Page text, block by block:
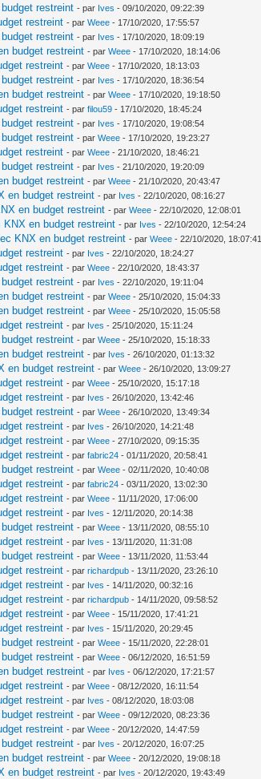
restreint - par Ives - 09/10/2020, 09:22:39
restreint - parWeee - 17/10/2020, 17:55:57
restreint - par Ives - 17/10/2020, 18:09:19
budget restreint - parWeee - 17/10/2020, 18:14:06
restreint - parWeee - 17/10/2020, 18:13:03
restreint - par Ives - 17/10/2020, 18:36:54
budget restreint - parWeee - 17/10/2020, 19:18:50
restreint - parfilou59 - 17/10/2020, 18:45:24
restreint - par Ives - 17/10/2020, 19:08:54
restreint - parWeee - 17/10/2020, 19:23:27
restreint - parWeee - 21/10/2020, 18:46:21
restreint - par Ives - 21/10/2020, 19:20:09
budget restreint - parWeee - 21/10/2020, 20:43:47
en budget restreint - par Ives - 22/10/2020, 08:16:27
en budget restreint - parWeee - 22/10/2020, 12:08:01
en budget restreint - par Ives - 22/10/2020, 12:54:24
KNX en budget restreint - parWeee - 22/10/2020, 18:07:41
restreint - par Ives - 22/10/2020, 18:24:27
restreint - parWeee - 22/10/2020, 18:43:37
restreint - par Ives - 22/10/2020, 19:11:04
budget restreint - parWeee - 25/10/2020, 15:04:33
budget restreint - parWeee - 25/10/2020, 15:05:58
restreint - par Ives - 25/10/2020, 15:11:24
restreint - parWeee - 25/10/2020, 15:18:33
budget restreint - par Ives - 26/10/2020, 01:13:32
en budget restreint - parWeee - 26/10/2020, 13:09:27
restreint - parWeee - 25/10/2020, 15:17:18
restreint - par Ives - 26/10/2020, 13:42:46
restreint - parWeee - 26/10/2020, 13:49:34
restreint - par Ives - 26/10/2020, 14:21:48
restreint - parWeee - 27/10/2020, 09:15:35
restreint - parfabric24 - 01/11/2020, 20:58:41
restreint - parWeee - 02/11/2020, 10:40:08
restreint - parfabric24 - 03/11/2020, 13:02:30
restreint - parWeee - 11/11/2020, 17:06:00
restreint - par Ives - 12/11/2020, 20:14:38
restreint - parWeee - 13/11/2020, 08:55:10
restreint - par Ives - 13/11/2020, 11:31:08
restreint - parWeee - 13/11/2020, 11:53:44
restreint - parrichardpub - 13/11/2020, 23:26:10
restreint - par Ives - 14/11/2020, 00:32:16
restreint - parrichardpub - 14/11/2020, 09:58:52
restreint - parWeee - 15/11/2020, 17:41:21
restreint - par Ives - 15/11/2020, 20:29:45
restreint - parWeee - 15/11/2020, 22:28:01
restreint - parWeee - 06/12/2020, 16:51:59
budget restreint - par Ives - 06/12/2020, 17:21:57
restreint - parWeee - 08/12/2020, 16:11:54
restreint - par Ives - 08/12/2020, 18:03:08
restreint - parWeee - 09/12/2020, 08:23:36
restreint - parWeee - 20/12/2020, 14:47:59
restreint - par Ives - 20/12/2020, 16:07:25
budget restreint - parWeee - 20/12/2020, 19:08:18
en budget restreint - par Ives - 20/12/2020, 19:43:49